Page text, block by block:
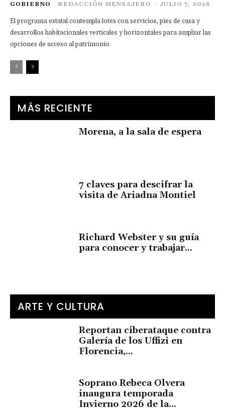
GOBIERNO REDACCIÓN MENSAJERO - JULIO 7, 2026
El programa estatal contempla lotes con servicios, pies de casa y
desarrollos habitacionales verticales y horizontales para ampliar las
opciones de acceso al patrimonio.
MÁS RECIENTE
Morena, a la sala de espera
7 claves para descifrar la
visita de Ariadna Montiel
Richard Webster y su guía
para conocer y trabajar...
ARTE Y CULTURA
Reportan ciberataque contra
Galería de los Uffizi en
Florencia,...
Soprano Rebeca Olvera
inaugura temporada
Invierno 2026 de la...